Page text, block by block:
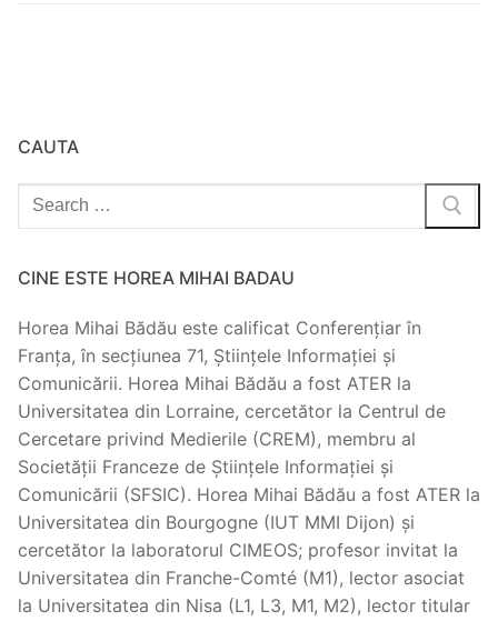
CAUTA
Search
for:
CINE ESTE HOREA MIHAI BADAU
Horea Mihai Bădău este calificat Conferențiar în
Franța, în secțiunea 71, Științele Informației și
Comunicării. Horea Mihai Bădău a fost ATER la
Universitatea din Lorraine, cercetător la Centrul de
Cercetare privind Medierile (CREM), membru al
Societății Franceze de Științele Informației și
Comunicării (SFSIC). Horea Mihai Bădău a fost ATER la
Universitatea din Bourgogne (IUT MMI Dijon) și
cercetător la laboratorul CIMEOS; profesor invitat la
Universitatea din Franche-Comté (M1), lector asociat
la Universitatea din Nisa (L1, L3, M1, M2), lector titular